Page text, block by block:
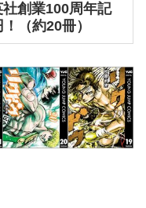
社創業100周年記
（約20冊）